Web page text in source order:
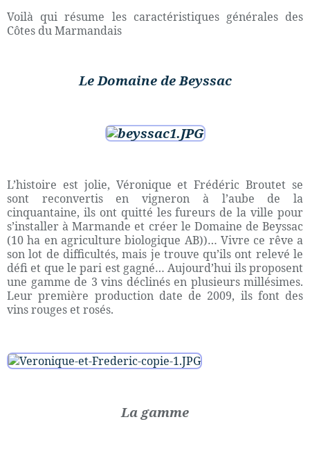
Voilà qui résume les caractéristiques générales des
Côtes du Marmandais
Le Domaine de Beyssac
L’histoire est jolie, Véronique et Frédéric Broutet se
sont reconvertis en vigneron à l’aube de la
cinquantaine, ils ont quitté les fureurs de la ville pour
s’installer à Marmande et créer le Domaine de Beyssac
(10 ha en agriculture biologique AB))… Vivre ce rêve a
son lot de difficultés, mais je trouve qu’ils ont relevé le
défi et que le pari est gagné… Aujourd’hui ils proposent
une gamme de 3 vins déclinés en plusieurs millésimes.
Leur première production date de 2009, ils font des
vins rouges et rosés.
La gamme